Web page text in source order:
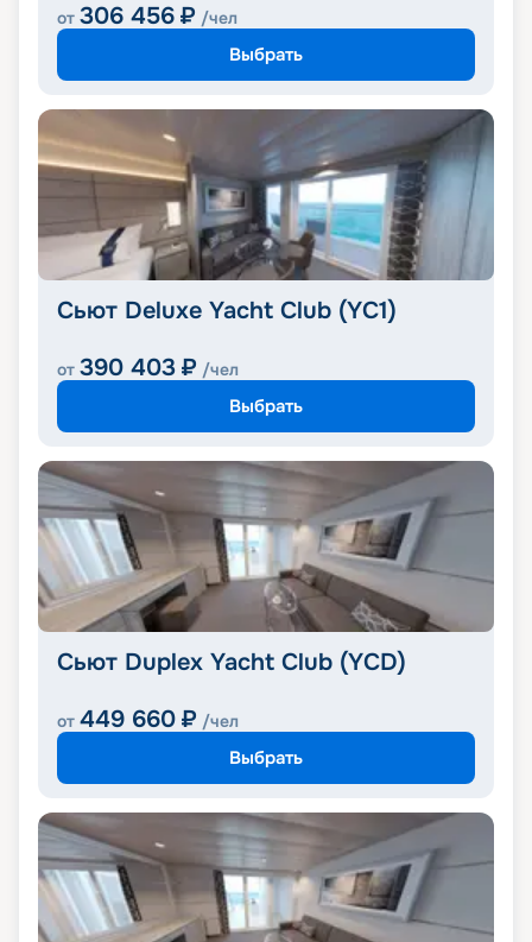
от 306 456 ₽ /чел
Выбрать
Сьют Deluxe Yacht Club (YC1)
от 390 403 ₽ /чел
Выбрать
Сьют Duplex Yacht Club (YCD)
от 449 660 ₽ /чел
Выбрать